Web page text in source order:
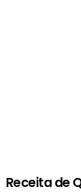
Receita de